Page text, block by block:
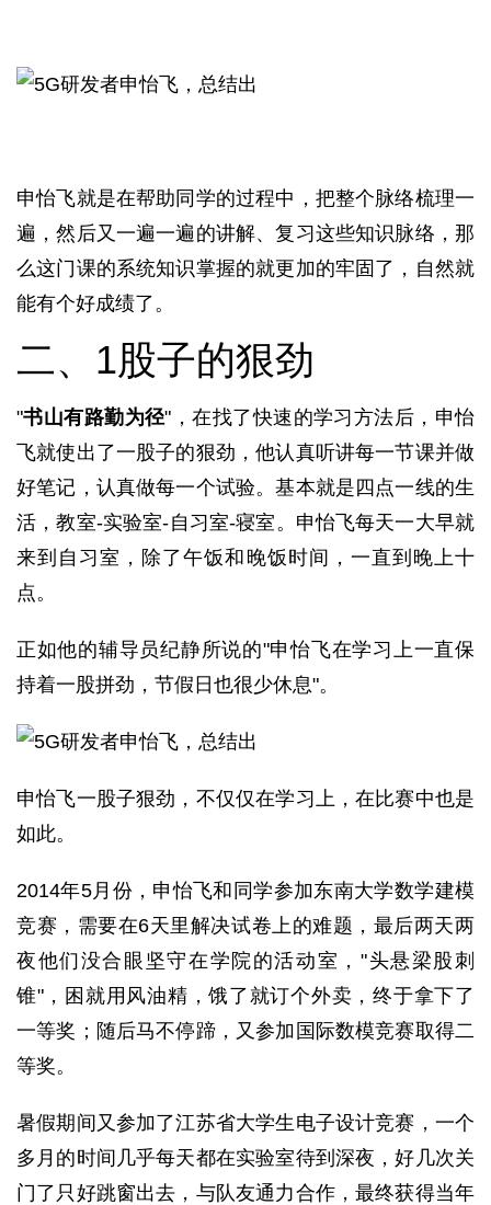
申怡飞就是在帮助同学的过程中，把整个脉络梳理一
遍，然后又一遍一遍的讲解、复习这些知识脉络，那
么这门课的系统知识掌握的就更加的牢固了，自然就
能有个好成绩了。
二、1股子的狠劲
"书山有路勤为径"，在找了快速的学习方法后，申怡
飞就使出了一股子的狠劲，他认真听讲每一节课并做
好笔记，认真做每一个试验。基本就是四点一线的生
活，教室-实验室-自习室-寝室。申怡飞每天一大早就
来到自习室，除了午饭和晚饭时间，一直到晚上十
点。
正如他的辅导员纪静所说的"申怡飞在学习上一直保
持着一股拼劲，节假日也很少休息"。
申怡飞一股子狠劲，不仅仅在学习上，在比赛中也是
如此。
2014年5月份，申怡飞和同学参加东南大学数学建模
竞赛，需要在6天里解决试卷上的难题，最后两天两
夜他们没合眼坚守在学院的活动室，"头悬梁股刺
锥"，困就用风油精，饿了就订个外卖，终于拿下了
一等奖；随后马不停蹄，又参加国际数模竞赛取得二
等奖。
暑假期间又参加了江苏省大学生电子设计竞赛，一个
多月的时间几乎每天都在实验室待到深夜，好几次关
门了只好跳窗出去，与队友通力合作，最终获得当年